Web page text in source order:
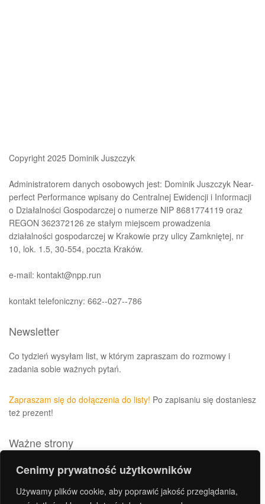
Cenimy prywatność użytkowników
Używamy plików cookie, aby poprawić jakość przeglądania,
Copyright 2025 Dominik Juszczyk
Administratorem danych osobowych jest: Dominik Juszczyk Near-
perfect Performance wpisany do Centralnej Ewidencji i Informacji
o Działalności Gospodarczej o numerze NIP 8681774119 oraz
REGON 362372126 ze stałym miejscem prowadzenia
działalności gospodarczej w Krakowie przy ulicy Zamkniętej, nr
10, lok. 1.5, 30-554, poczta Kraków.
e-mail: kontakt@npp.run
kontakt telefoniczny: 662--027--786
Newsletter
Co tydzień wysyłam list, w którym zapraszam do rozmowy i
zadania sobie ważnych pytań.
Zapraszam się do dołączenia do listy! Po zapisaniu się dostaniesz
też prezent!
Ważne strony
Polityka prywatności i plików cookies